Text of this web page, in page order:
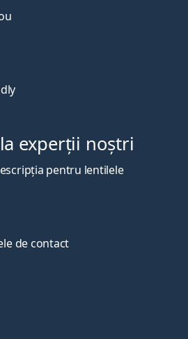
experții noștri
pentru lentilele
de contact